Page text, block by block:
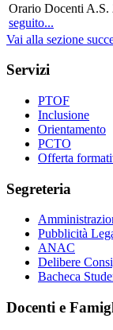
Orario Docenti A.S.
seguito...
Vai alla sezione
Servizi
PTOF
Inclusione
Orientamento
PCTO
Offerta
Segreteria
Pubblicità
ANAC
Delibere
Bacheca
Docenti e